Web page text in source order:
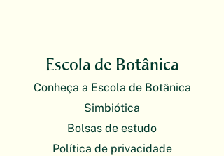
Escola de Botânica
Conheça a Escola de Botânica
Simbiótica
Bolsas de estudo
Política de privacidade